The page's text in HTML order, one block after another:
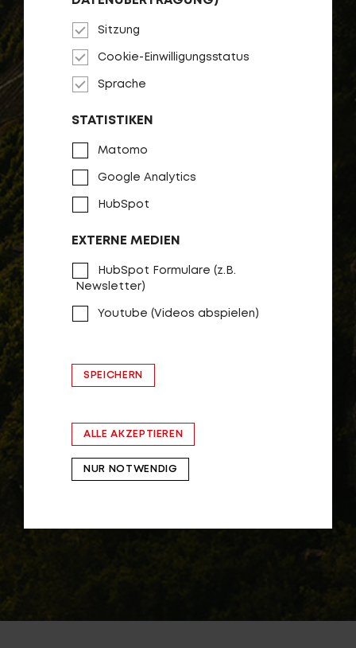
Sitzung
Cookie-Einwilligungsstatus
Sprache
STATISTIKEN
Matomo
Google Analytics
HubSpot
EXTERNE MEDIEN
HubSpot Formulare (z.B.
Newsletter)
Youtube (Videos abspielen)
SPEICHERN
ALLE AKZEPTIEREN
NUR NOTWENDIG